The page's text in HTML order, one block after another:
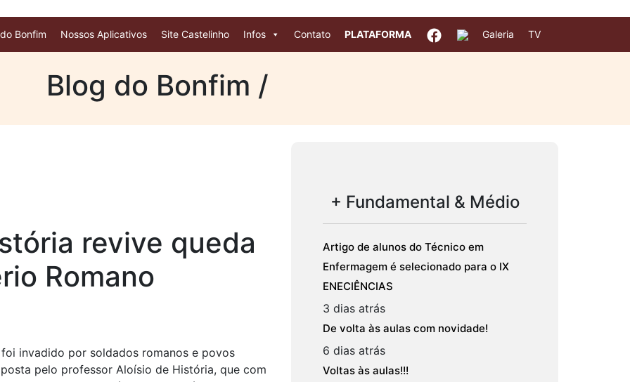
Bonfim Nossos Aplicativos Site Castelinho Infos Contato PLATAFORMA Galeria TV
Blog do Bonfim /
revive queda
Romano
invadido por soldados romanos e povos
pelo professor Aloísio de História, que com
+ Fundamental & Médio
Artigo de alunos do Técnico em
Enfermagem é selecionado para o IX
ENECIÊNCIAS
3 dias atrás
De volta às aulas com novidade!
6 dias atrás
Voltas às aulas!!!